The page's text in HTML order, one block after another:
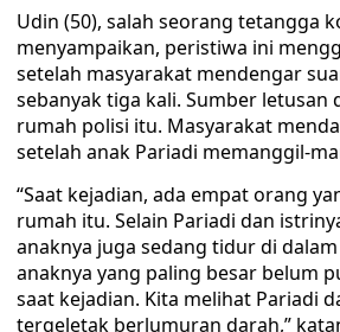
Udin (50), salah seorang tetangga
menyampaikan, peristiwa ini
setelah masyarakat mendengar
sebanyak tiga kali. Sumber letusan
rumah polisi itu. Masyarakat
setelah anak Pariadi memanggil-
“Saat kejadian, ada empat orang
rumah itu. Selain Pariadi dan
anaknya juga sedang tidur di
anaknya yang paling besar belum
saat kejadian. Kita melihat Pariadi
tergeletak berlumuran darah,”